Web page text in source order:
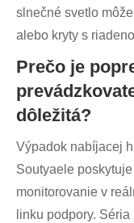
slnečné svetlo
alebo kryty s
Prečo je
dôležitá?
Výpadok nabíjacej
Soutyaele
monitorovanie v
linku podpory.